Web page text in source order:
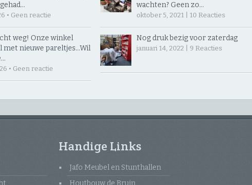
• Geen reactie
weg! Onze winkel
met nieuwe pareltjes… ​Wil
• Geen reactie
wachten? Geen zo…
oktober 5, 2021 | 10 Reacties
Nog druk bezig voor zaterdag
januari 14, 2022 | 9 Reacties
Handige Links
Jafo Meubel en Stunthallen
Houtbouw de Bruin